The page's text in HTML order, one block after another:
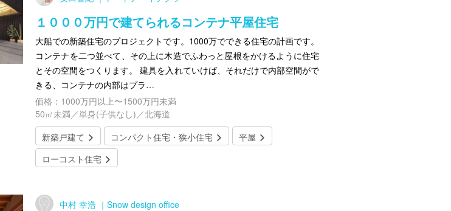
１０００万円で建てられるコンテナ平屋住宅
大船での新築住宅のプロジェクトです。1000万でできる住宅の計画です。
コンテナを二つ並べて、その上に木造でふわっと屋根をかけるように住宅
とその空間をつくります。 建具を入れていけば、それだけで内部空間がで
きる、コンテナの内部はプラ…
価格：1000万円以上〜1500万円未満
50㎡未満／単身(子供なし)／北海道
新築戸建て
コンパクト住宅・狭小住宅
平屋
ローコスト住宅
中村 幸浩 ｜Snow design office